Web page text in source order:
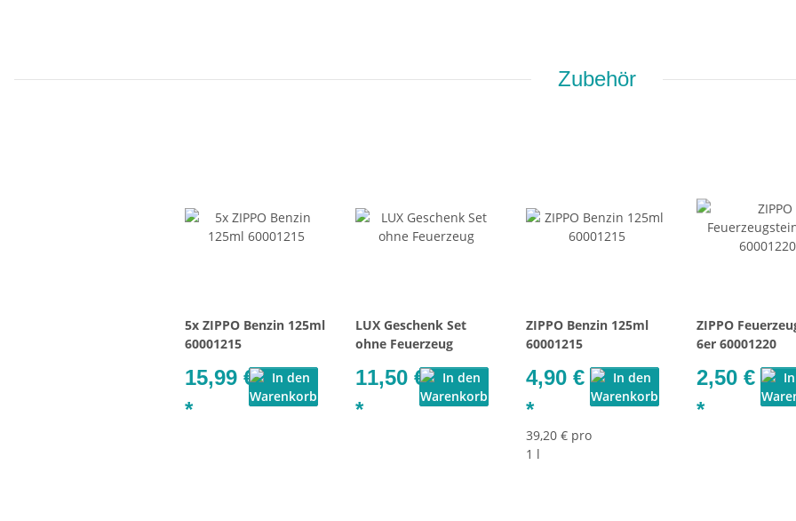
Zubehör
5x ZIPPO Benzin 125ml
60001215
15,99 €
*
LUX Geschenk Set
ohne Feuerzeug
11,50 €
*
ZIPPO Benzin 125ml
60001215
4,90 €
*
39,20 € pro
1 l
ZIPPO
6er 60001220
2,50 €
*